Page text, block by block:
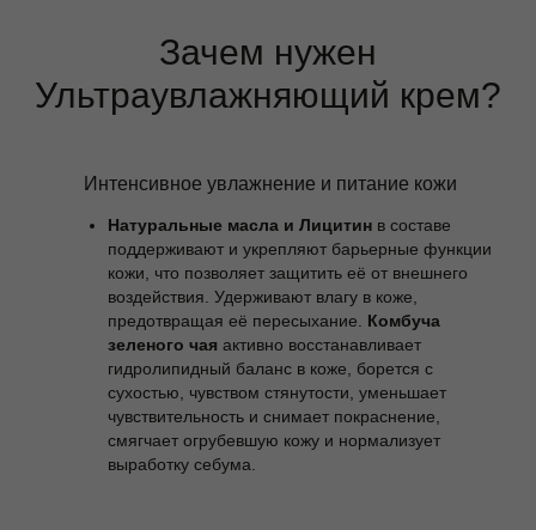
Зачем нужен
Ультраувлажняющий крем?
Интенсивное увлажнение и питание кожи
Натуральные масла и Лицитин в составе
поддерживают и укрепляют барьерные функции
кожи, что позволяет защитить её от внешнего
воздействия. Удерживают влагу в коже,
предотвращая её пересыхание. Комбуча
зеленого чая активно восстанавливает
гидролипидный баланс в коже, борется с
сухостью, чувством стянутости, уменьшает
чувствительность и снимает покраснение,
смягчает огрубевшую кожу и нормализует
выработку себума.